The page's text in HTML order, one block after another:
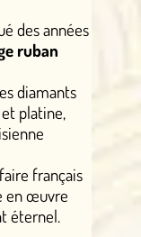
des années
ruban
diamants
platine,
français
en œuvre
éternel.